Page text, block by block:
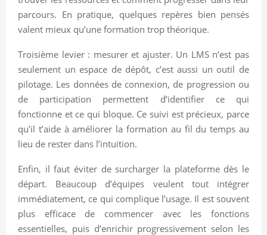
parcours. En pratique, quelques repères bien pensés
valent mieux qu’une formation trop théorique.
Troisième levier : mesurer et ajuster. Un LMS n’est pas
seulement un espace de dépôt, c’est aussi un outil de
pilotage. Les données de connexion, de progression ou
de participation permettent d’identifier ce qui
fonctionne et ce qui bloque. Ce suivi est précieux, parce
qu’il t’aide à améliorer la formation au fil du temps au
lieu de rester dans l’intuition.
Enfin, il faut éviter de surcharger la plateforme dès le
départ. Beaucoup d’équipes veulent tout intégrer
immédiatement, ce qui complique l’usage. Il est souvent
plus efficace de commencer avec les fonctions
essentielles, puis d’enrichir progressivement selon les